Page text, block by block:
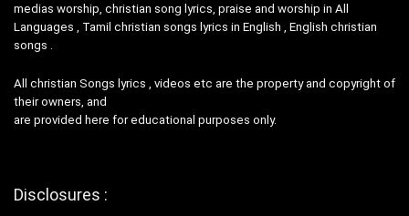
medias worship, christian song lyrics, praise and worship in All
Languages , Tamil christian songs lyrics in English , English christian
songs .
All christian Songs lyrics , videos etc are the property and copyright of
their owners, and
are provided here for educational purposes only.
Disclosures :